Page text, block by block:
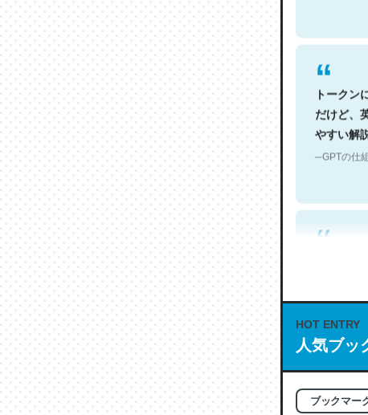
トークン
だけど、
やすい解
─GPTの仕
これは良
の伏線」
HOT ENTRY
人気ブッ
ブックマー